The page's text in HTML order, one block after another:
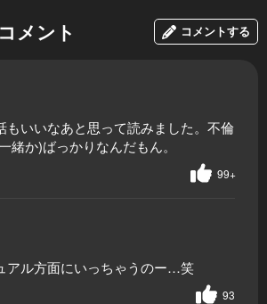
メント コメントする
もいいなあと思って読みました。不倫
緒か)ばっかりなんだもん。
99+
アル方面にいっちゃうのー…笑
93